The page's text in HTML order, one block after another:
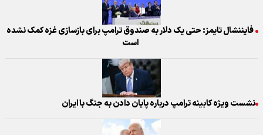
فایننشال تایمز: حتی یک دلار به صندوق ترامپ برای بازسازی غزه کمک نشده
است
نشست ویژه کابینه ترامپ درباره پایان دادن به جنگ با ایران